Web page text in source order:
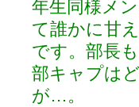
年生同様メ
て誰かに甘
です。部長
部キャプは
が…。